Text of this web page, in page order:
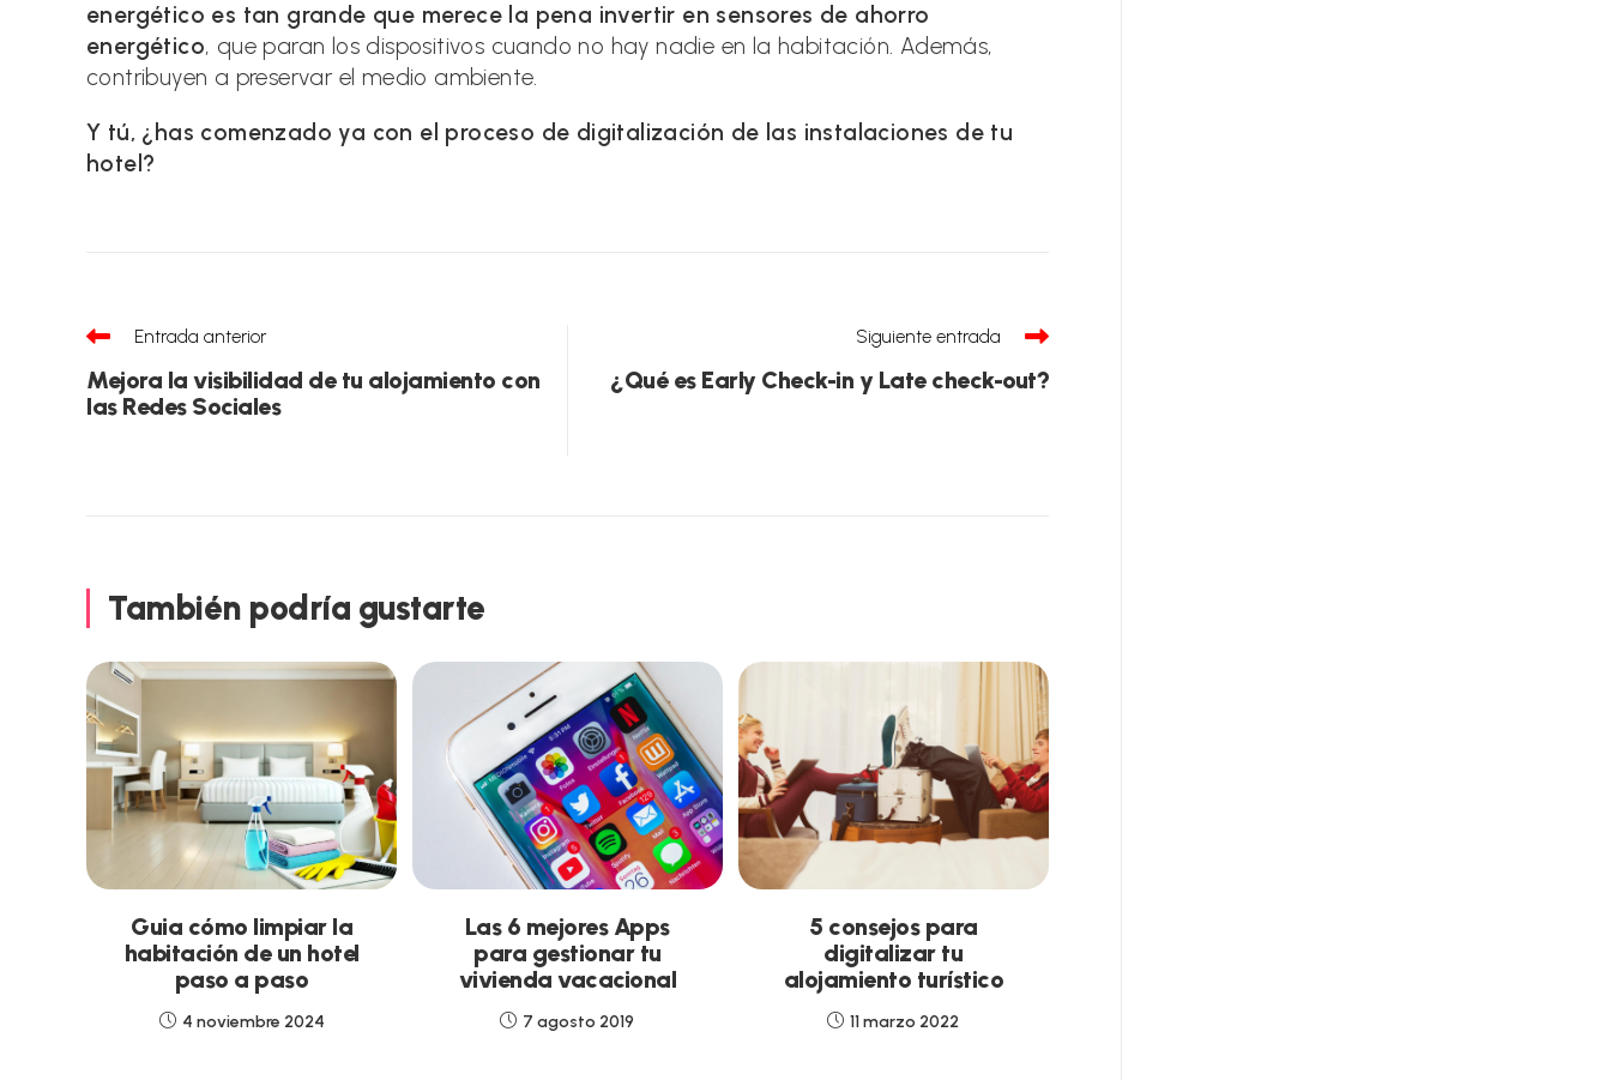
energético es tan grande que merece la pena invertir en sensores de ahorro
energético, que paran los dispositivos cuando no hay nadie en la habitación. Además,
contribuyen a preservar el medio ambiente.
Y tú, ¿has comenzado ya con el proceso de digitalización de las instalaciones de tu
hotel?
Leer
más
artículos
Entrada anterior
Mejora la visibilidad de tu alojamiento con
las Redes Sociales
Siguiente entrada
¿Qué es Early Check-in y Late check-out?
También podría gustarte
Guia cómo limpiar la
habitación de un hotel
paso a paso
4 noviembre 2024
Las 6 mejores Apps
para gestionar tu
vivienda vacacional
7 agosto 2019
5 consejos para
digitalizar tu
alojamiento turístico
11 marzo 2022